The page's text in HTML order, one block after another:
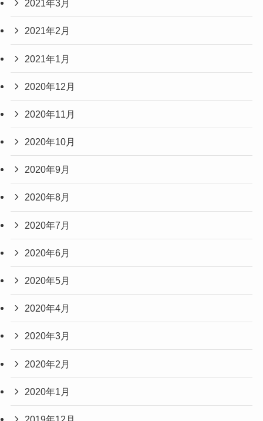
2021年3月
2021年2月
2021年1月
2020年12月
2020年11月
2020年10月
2020年9月
2020年8月
2020年7月
2020年6月
2020年5月
2020年4月
2020年3月
2020年2月
2020年1月